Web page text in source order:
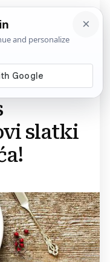
slatki